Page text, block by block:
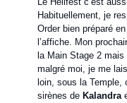
Habituellement, je
Order bien préparé
l’affiche. Mon
la Main Stage 2
malgré moi, je me
loin, sous la Temple,
sirènes de Kalandra